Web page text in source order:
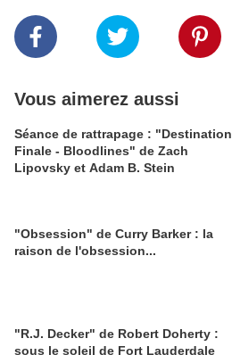
Vous aimerez aussi
Séance de rattrapage : "Destination
Finale - Bloodlines" de Zach
Lipovsky et Adam B. Stein
"Obsession" de Curry Barker : la
raison de l'obsession...
"R.J. Decker" de Robert Doherty :
sous le soleil de Fort Lauderdale